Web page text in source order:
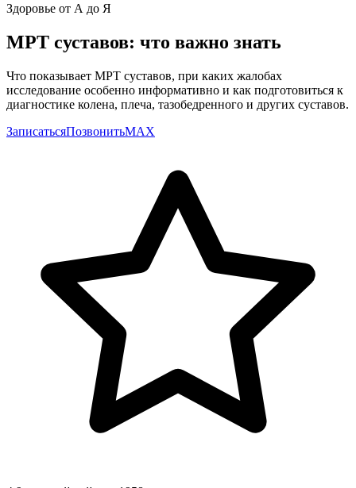
Здоровье от А до Я
МРТ суставов: что важно знать
Что показывает МРТ суставов, при каких жалобах
исследование особенно информативно и как подготовиться к
диагностике колена, плеча, тазобедренного и других суставов.
ЗаписатьсяПозвонитьMAX